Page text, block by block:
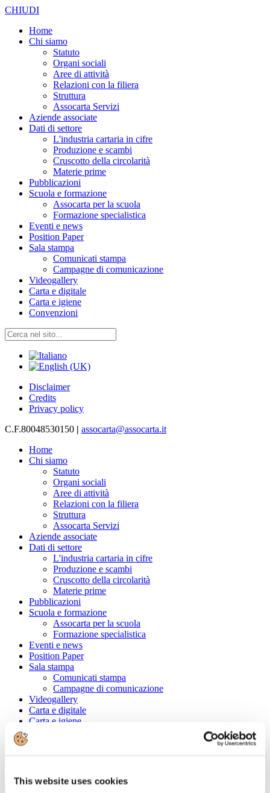
This website uses cookies
CHIUDI
Home
Chi siamo
Statuto
Organi sociali
Aree di attività
Relazioni con la filiera
Struttura
Assocarta Servizi
Aziende associate
Dati di settore
L'industria cartaria in cifre
Produzione e scambi
Cruscotto della circolarità
Materie prime
Pubblicazioni
Scuola e formazione
Assocarta per la scuola
Formazione specialistica
Eventi e news
Position Paper
Sala stampa
Comunicati stampa
Campagne di comunicazione
Videogallery
Carta e digitale
Carta e igiene
Convenzioni
Disclaimer
Credits
Privacy policy
C.F.80048530150 | assocarta@assocarta.it
Home
Chi siamo
Statuto
Organi sociali
Aree di attività
Relazioni con la filiera
Struttura
Assocarta Servizi
Aziende associate
Dati di settore
L'industria cartaria in cifre
Produzione e scambi
Cruscotto della circolarità
Materie prime
Pubblicazioni
Scuola e formazione
Assocarta per la scuola
Formazione specialistica
Eventi e news
Position Paper
Sala stampa
Comunicati stampa
Campagne di comunicazione
Videogallery
Carta e digitale
Carta e igiene
Ragione Sociale